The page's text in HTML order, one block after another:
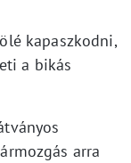
kapaszkodni,
a bikás
arra